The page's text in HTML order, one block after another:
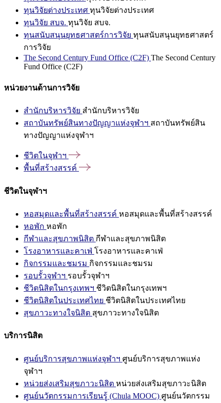
ทุนวิจัยต่างประเทศ ทุนวิจัยต่างประเทศ
ทุนวิจัย สบจ. ทุนวิจัย สบจ.
ทุนสนับสนุนยุทธศาสตร์การวิจัย ทุนสนับสนุนยุทธศาสตร์
การวิจัย
The Second Century Fund Office (C2F) The Second Century
Fund Office (C2F)
หน่วยงานด้านการวิจัย
สำนักบริหารวิจัย สำนักบริหารวิจัย
สถาบันทรัพย์สินทางปัญญาแห่งจุฬาฯ สถาบันทรัพย์สิน
ทางปัญญาแห่งจุฬาฯ
ชีวิตในจุฬาฯ
พื้นที่สร้างสรรค์
ชีวิตในจุฬาฯ
หอสมุดและพื้นที่สร้างสรรค์ หอสมุดและพื้นที่สร้างสรรค์
หอพัก หอพัก
กีฬาและสุขภาพนิสิต กีฬาและสุขภาพนิสิต
โรงอาหารและคาเฟ่ โรงอาหารและคาเฟ่
กิจกรรมและชมรม กิจกรรมและชมรม
รอบรั้วจุฬาฯ รอบรั้วจุฬาฯ
ชีวิตนิสิตในกรุงเทพฯ ชีวิตนิสิตในกรุงเทพฯ
ชีวิตนิสิตในประเทศไทย ชีวิตนิสิตในประเทศไทย
สุขภาวะทางใจนิสิต สุขภาวะทางใจนิสิต
บริการนิสิต
ศูนย์บริการสุขภาพแห่งจุฬาฯ ศูนย์บริการสุขภาพแห่ง
จุฬาฯ
หน่วยส่งเสริมสุขภาวะนิสิต หน่วยส่งเสริมสุขภาวะนิสิต
ศูนย์นวัตกรรมการเรียนรู้ (Chula MOOC) ศูนย์นวัตกรรม